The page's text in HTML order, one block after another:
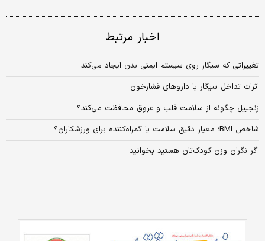
اخبار مرتبط
تغییراتی که سیگار روی سیستم ایمنی بدن ایجاد می‌کند
اثرات تداخل سیگار با داروهای فشارخون
زنجبیل چگونه از سلامت قلب و عروق محافظت می‌کند؟
شاخص BMI؛ معیار دقیق سلامت یا گمراه‌کننده برای ورزشکاران؟
اگر نگران وزن کودک‌تان هستید بخوانید